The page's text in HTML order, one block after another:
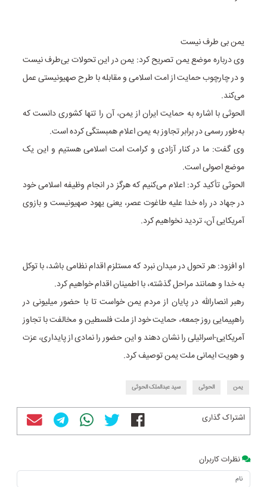
یمن بی طرف نیست
وی درباره موضع یمن تصریح کرد: یمن در این تحولات بی‌طرف نیست
و در چارچوب حمایت از امت اسلامی و مقابله با طرح صهیونیستی عمل
می‌کند.
الحوثی با اشاره به حمایت ایران از یمن، آن را تنها کشوری دانست که
به‌طور رسمی در برابر تجاوز به یمن اعلام همبستگی کرده است.
وی گفت: ما در کنار آزادی و کرامت امت اسلامی هستیم و این یک
موضع اصولی است.
الحوثی تأکید کرد: اعلام می‌کنیم که هرگز در انجام وظیفه اسلامی خود
در جهاد در راه خدا علیه طاغوت عصر، یعنی یهود صهیونیست و بازوی
آمریکایی آن، تردید نخواهیم کرد.
او افزود: هر تحول در میدان نبرد که مستلزم اقدام نظامی باشد، با توکل
به خدا و همانند مراحل گذشته، با اطمینان اقدام خواهیم کرد.
رهبر انصارالله در پایان از مردم یمن خواست تا با حضور میلیونی در
راهپیمایی روز جمعه، حمایت خود از ملت فلسطین و مخالفت با تجاوز
آمریکایی-اسرائیلی را نشان دهند و این حضور را نمادی از پایداری، عزت
و هویت ایمانی ملت یمن توصیف کرد.
یمن الحوثی سید عبدالملک الحوثی
اشتراک گذاری
نظرات کاربران